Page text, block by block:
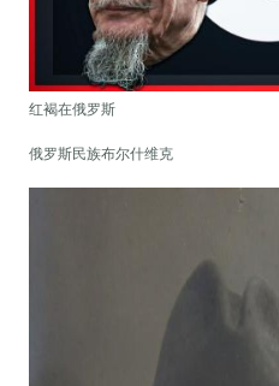
红褐在俄罗斯
俄罗斯民族布尔什维克